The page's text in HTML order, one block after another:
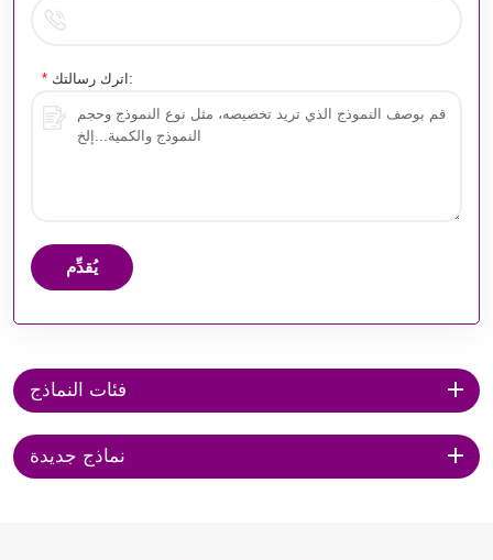
* اترك رسالتك:
يُقدِّم
فئات النماذج
نماذج جديدة